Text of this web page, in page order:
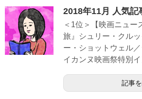
2018年11月 人気記
＜1位＞【映画ニュー
旅』シュリー・クル
ー・ショットウェル
イカンヌ映画祭特別
記事